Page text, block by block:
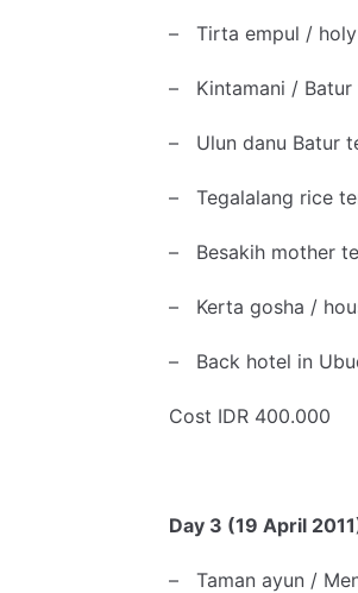
– Tirta empul /
– Kintamani / Batur
– Ulun danu Batur
– Tegalalang rice
– Besakih mother
– Kerta gosha /
– Back hotel in
Cost IDR 400.000
Day 3 (19 April
– Taman ayun /